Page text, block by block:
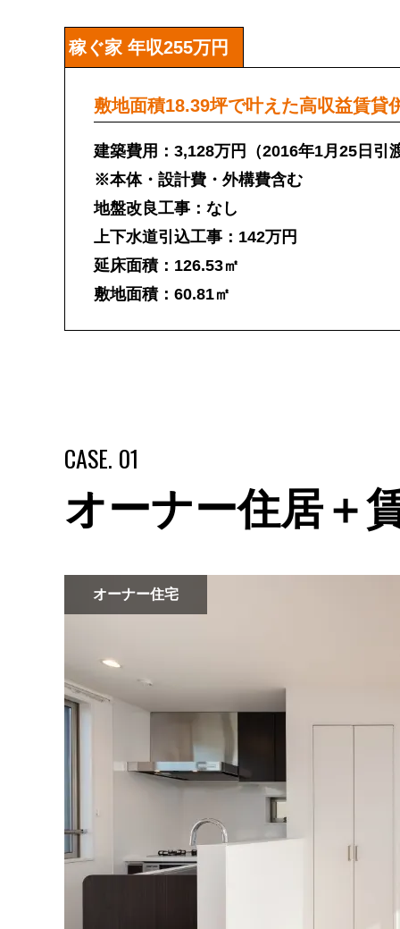
稼ぐ家 年収255万円
敷地面積18.39坪で叶えた高収益賃貸
建築費用：3,128万円（2016年1月25日引
※本体・設計費・外構費含む
地盤改良工事：なし
上下水道引込工事：142万円
延床面積：126.53㎡
敷地面積：60.81㎡
CASE. 01
オーナー住居＋
オーナー住宅